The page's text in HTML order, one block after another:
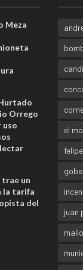
Meza
Orrego
uso
trae un
la tarifa
del
el
juan